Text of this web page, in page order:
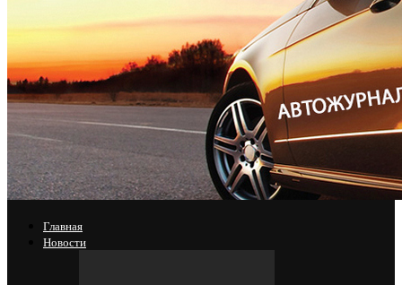
Главная
Новости